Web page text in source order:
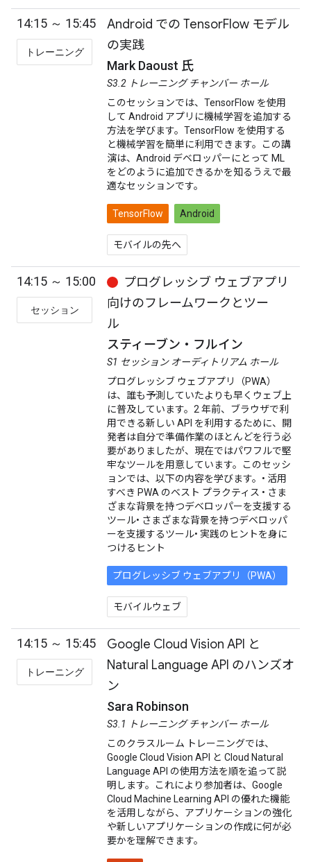
14:15 ～ 15:45
トレーニング
Android での TensorFlow モデル
の実践
Mark Daoust 氏
S3.2 トレーニング チャンバー ホール
このセッションでは、TensorFlow を使用
して Android アプリに機械学習を追加する
方法を学びます。TensorFlow を使用する
と機械学習を簡単に利用できます。この講
演は、Android デベロッパーにとって ML
をどのように追加できるかを知るうえで最
適なセッションです。
TensorFlow Android
モバイルの先へ
14:15 ～ 15:00
セッション
プログレッシブ ウェブアプリ
向けのフレームワークとツー
ル
スティーブン・フルイン
S1 セッション オーディトリアム ホール
プログレッシブ ウェブアプリ（PWA）
は、誰も予測していたよりも早くウェブ上
に普及しています。2 年前、ブラウザで利
用できる新しい API を利用するために、開
発者は自分で準備作業のほとんどを行う必
要がありましたが、現在ではパワフルで堅
牢なツールを用意しています。このセッシ
ョンでは、以下の内容を学びます。• 活用
すべき PWA のベスト プラクティス • さま
ざまな背景を持つデベロッパーを支援する
ツール• さまざまな背景を持つデベロッパ
ーを支援するツール• 実践のヒントを身に
つけるヒント
プログレッシブ ウェブアプリ（PWA）
モバイルウェブ
14:15 ～ 15:45
トレーニング
Google Cloud Vision API と
Natural Language API のハンズオ
ン
Sara Robinson
S3.1 トレーニング チャンバー ホール
このクラスルーム トレーニングでは、
Google Cloud Vision API と Cloud Natural
Language API の使用方法を順を追って説
明します。これにより参加者は、Google
Cloud Machine Learning API の優れた機能
を活用しながら、アプリケーションの強化
や新しいアプリケーションの作成に何が必
要かを理解できます。